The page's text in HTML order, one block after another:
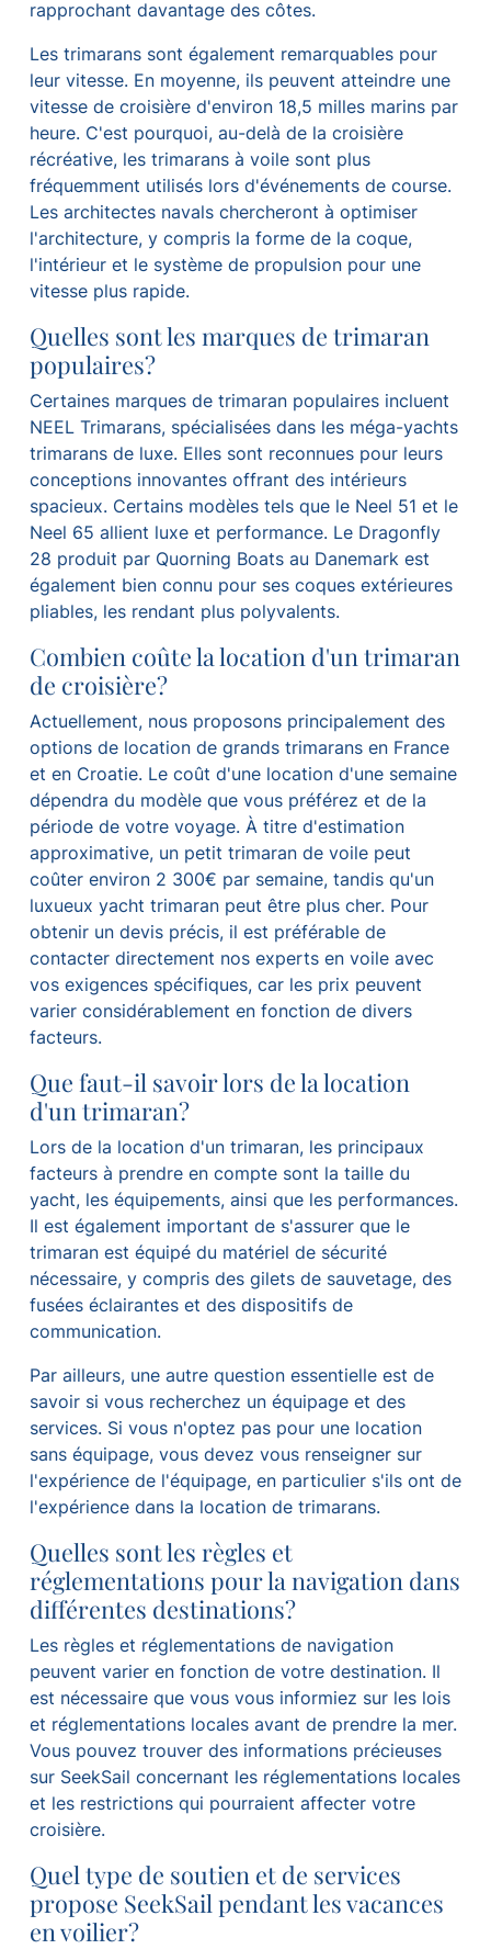
rapprochant davantage des côtes.
Les trimarans sont également remarquables pour
leur vitesse. En moyenne, ils peuvent atteindre une
vitesse de croisière d'environ 18,5 milles marins par
heure. C'est pourquoi, au-delà de la croisière
récréative, les trimarans à voile sont plus
fréquemment utilisés lors d'événements de course.
Les architectes navals chercheront à optimiser
l'architecture, y compris la forme de la coque,
l'intérieur et le système de propulsion pour une
vitesse plus rapide.
Quelles sont les marques de trimaran
populaires?
Certaines marques de trimaran populaires incluent
NEEL Trimarans, spécialisées dans les méga-yachts
trimarans de luxe. Elles sont reconnues pour leurs
conceptions innovantes offrant des intérieurs
spacieux. Certains modèles tels que le Neel 51 et le
Neel 65 allient luxe et performance. Le Dragonfly
28 produit par Quorning Boats au Danemark est
également bien connu pour ses coques extérieures
pliables, les rendant plus polyvalents.
Combien coûte la location d'un trimaran
de croisière?
Actuellement, nous proposons principalement des
options de location de grands trimarans en France
et en Croatie. Le coût d'une location d'une semaine
dépendra du modèle que vous préférez et de la
période de votre voyage. À titre d'estimation
approximative, un petit trimaran de voile peut
coûter environ 2 300€ par semaine, tandis qu'un
luxueux yacht trimaran peut être plus cher. Pour
obtenir un devis précis, il est préférable de
contacter directement nos experts en voile avec
vos exigences spécifiques, car les prix peuvent
varier considérablement en fonction de divers
facteurs.
Que faut-il savoir lors de la location
d'un trimaran?
Lors de la location d'un trimaran, les principaux
facteurs à prendre en compte sont la taille du
yacht, les équipements, ainsi que les performances.
Il est également important de s'assurer que le
trimaran est équipé du matériel de sécurité
nécessaire, y compris des gilets de sauvetage, des
fusées éclairantes et des dispositifs de
communication.
Par ailleurs, une autre question essentielle est de
savoir si vous recherchez un équipage et des
services. Si vous n'optez pas pour une location
sans équipage, vous devez vous renseigner sur
l'expérience de l'équipage, en particulier s'ils ont de
l'expérience dans la location de trimarans.
Quelles sont les règles et
réglementations pour la navigation dans
différentes destinations?
Les règles et réglementations de navigation
peuvent varier en fonction de votre destination. Il
est nécessaire que vous vous informiez sur les lois
et réglementations locales avant de prendre la mer.
Vous pouvez trouver des informations précieuses
sur SeekSail concernant les réglementations locales
et les restrictions qui pourraient affecter votre
croisière.
Quel type de soutien et de services
propose SeekSail pendant les vacances
en voilier?